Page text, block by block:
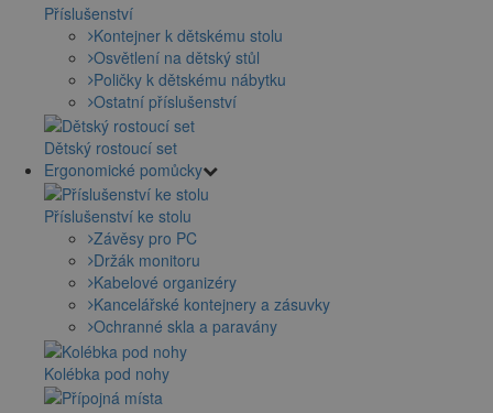
Příslušenství
Kontejner k dětskému stolu
Osvětlení na dětský stůl
Poličky k dětskému nábytku
Ostatní příslušenství
Dětský rostoucí set
Ergonomické pomůcky
Příslušenství ke stolu
Závěsy pro PC
Držák monitoru
Kabelové organizéry
Kancelářské kontejnery a zásuvky
Ochranné skla a paravány
Kolébka pod nohy